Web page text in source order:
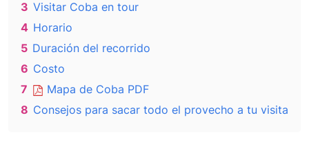
3 Visitar Coba en tour
4 Horario
5 Duración del recorrido
6 Costo
7
Mapa de Coba PDF
8 Consejos para sacar todo el provecho a tu visita